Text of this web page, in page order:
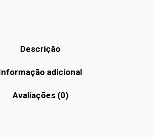
Descrição
adicional
Avaliações (0)